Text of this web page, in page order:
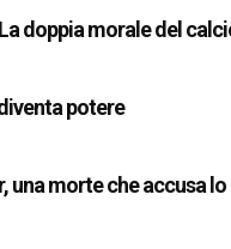
doppia morale del
potere
una morte che accusa